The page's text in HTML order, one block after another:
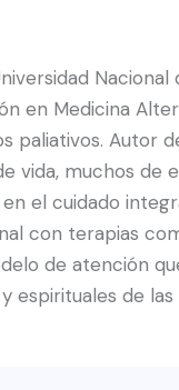
Nacional
en Medicina
paliativos. Autor
vida, muchos de
el cuidado
con terapias
de atención
espirituales de las